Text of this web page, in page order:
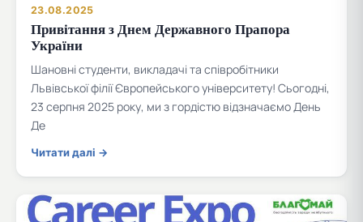
23.08.2025
Привітання з Днем Державного Прапора
України
Шановні студенти, викладачі та співробітники
Львівської філії Європейського університету! Сьогодні,
23 серпня 2025 року, ми з гордістю відзначаємо День
Де
Читати далі →